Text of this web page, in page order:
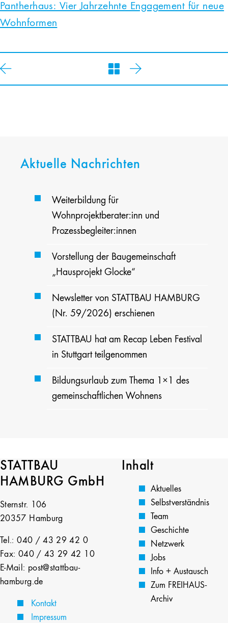
Pantherhaus: Vier Jahrzehnte Engagement für neue
Wohnformen
Aktuelle Nachrichten
Weiterbildung für
Wohnprojektberater:inn und
Prozessbegleiter:innen
Vorstellung der Baugemeinschaft
„Hausprojekt Glocke“
Newsletter von STATTBAU HAMBURG
(Nr. 59/2026) erschienen
STATTBAU hat am Recap Leben Festival
in Stuttgart teilgenommen
Bildungsurlaub zum Thema 1×1 des
gemeinschaftlichen Wohnens
STATTBAU
HAMBURG GmbH
Sternstr. 106
20357 Hamburg
Tel.: 040 / 43 29 42 0
Fax: 040 / 43 29 42 10
E-Mail: post@stattbau-
hamburg.de
Kontakt
Impressum
Inhalt
Aktuelles
Selbstverständnis
Team
Geschichte
Netzwerk
Jobs
Info + Austausch
Zum FREIHAUS-
Archiv